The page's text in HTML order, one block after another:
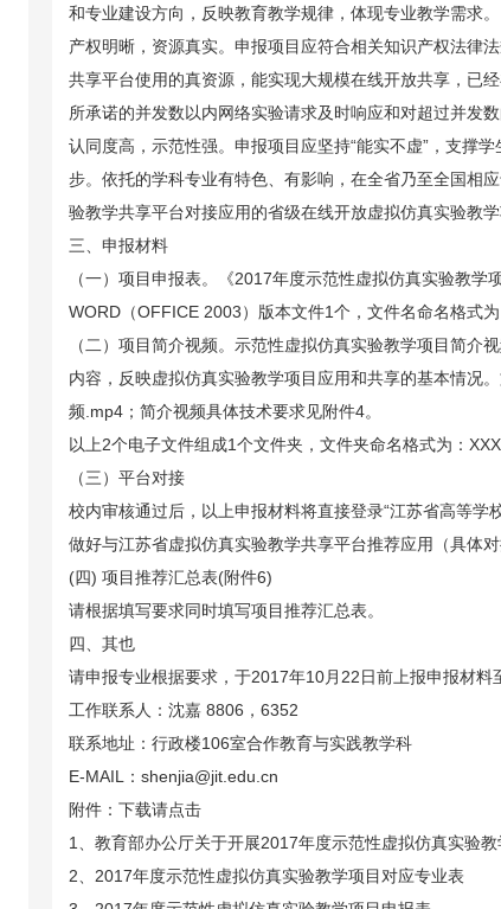
和专业建设方向，反映教育教学规律，体现专业教学需求。
产权明晰，资源真实。申报项目应符合相关知识产权法律
共享平台使用的真资源，能实现大规模在线开放共享，已
所承诺的并发数以内网络实验请求及时响应和对超过并发
认同度高，示范性强。申报项目应坚持“能实不虚”，支撑
步。依托的学科专业有特色、有影响，在全省乃至全国相
验教学共享平台对接应用的省级在线开放虚拟仿真实验教学
三、申报材料
（一）项目申报表。《2017年度示范性虚拟仿真实验教
WORD（OFFICE 2003）版本文件1个，文件名命名格式
（二）项目简介视频。示范性虚拟仿真实验教学项目简
内容，反映虚拟仿真实验教学项目应用和共享的基本情况
频.mp4；简介视频具体技术要求见附件4。
以上2个电子文件组成1个文件夹，文件夹命名格式为：
（三）平台对接
校内审核通过后，以上申报材料将直接登录“江苏省高等
做好与江苏省虚拟仿真实验教学共享平台推荐应用（具体
(四) 项目推荐汇总表(附件6)
请根据填写要求同时填写项目推荐汇总表。
四、其也
请申报专业根据要求，于2017年10月22日前上报申报材料
工作联系人：沈嘉 8806，6352
联系地址：行政楼106室合作教育与实践教学科
E-MAIL：shenjia@jit.edu.cn
附件：下载请点击
1、教育部办公厅关于开展2017年度示范性虚拟仿真实验
2、2017年度示范性虚拟仿真实验教学项目对应专业表